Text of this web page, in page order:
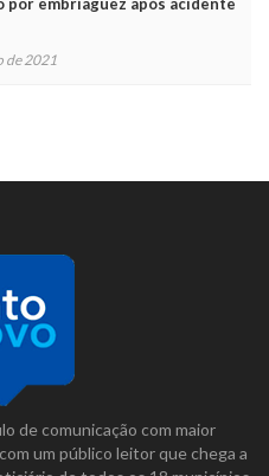
embriaguez após acidente
de 2021
de comunicação com maior
um público leitor que chega a